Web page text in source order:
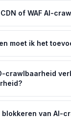
of WAF AI-
moet ik het
crawlbaarheid
blokkeren van AI-